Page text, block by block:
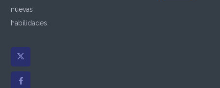
nuevas
habilidades.